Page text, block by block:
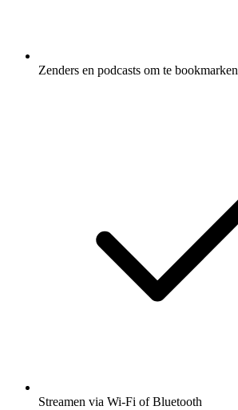
Zenders en podcasts om te bookmarken
Streamen via Wi-Fi of Bluetooth